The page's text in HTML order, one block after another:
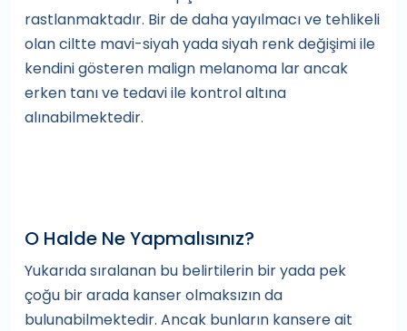
rastlanmaktadır. Bir de daha yayılmacı ve tehlikeli
olan ciltte mavi-siyah yada siyah renk değişimi ile
kendini gösteren malign melanoma lar ancak
erken tanı ve tedavi ile kontrol altına
alınabilmektedir.
O Halde Ne Yapmalısınız?
Yukarıda sıralanan bu belirtilerin bir yada pek
çoğu bir arada kanser olmaksızın da
bulunabilmektedir. Ancak bunların kansere ait